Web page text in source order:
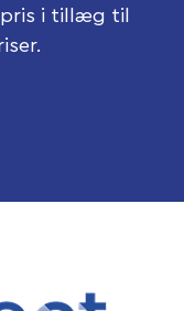
i tillæg til